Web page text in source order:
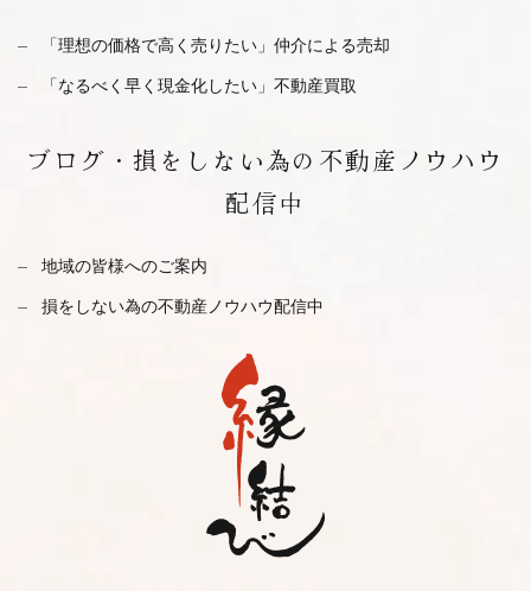
「理想の価格で高く売りたい」仲介による売却
「なるべく早く現金化したい」不動産買取
ブログ・ 損をしない為の不動産ノウハウ
配信中
地域の皆様へのご案内
損をしない為の不動産ノウハウ配信中